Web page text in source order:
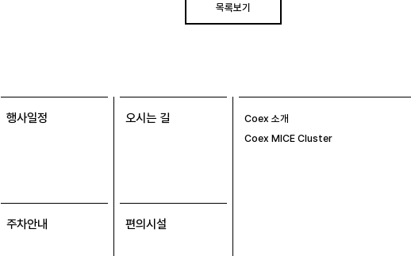
목록보기
행사일정 오시는 길
주차안내 편의시설
Coex 소개
Coex MICE Cluster